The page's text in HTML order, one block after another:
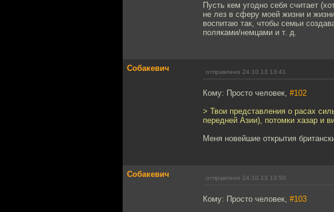
Пусть кем угодно себя считает
не лез в сферу моей жизни и
воспитаю так, чтобы семьи
поляками/немцами и т. д.
Собакевич отправлено 24.10.13 13:41
Кому: Просто человек, #102
> Твои представления о расах
передней Азии), потомки хазар и
Меня новейшие открытия
Собакевич отправлено 24.10.13 13:50
Кому: Просто человек, #103